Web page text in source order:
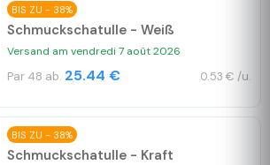
BIS ZU - 38%
Schmuckschatulle - Weiß
Versand am vendredi 7 août 2026
Par 48 ab. 25.44 € 0.53 € /u.
BIS ZU - 38%
Schmuckschatulle - Kraft